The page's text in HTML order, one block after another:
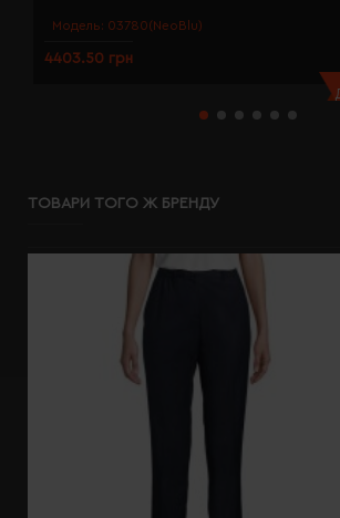
Модель: 03780(NeoBlu)
4403.50 грн
ТОВАРИ ТОГО Ж БРЕНДУ